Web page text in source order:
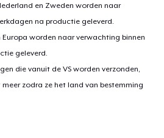
en Zweden worden naar
na productie geleverd.
worden naar verwachting binnen
geleverd.
die vanuit de VS worden verzonden,
zodra ze het land van bestemming